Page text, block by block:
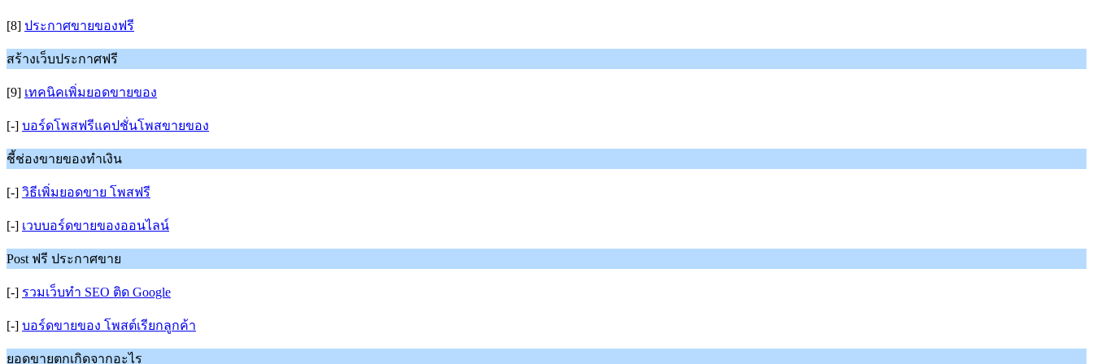
[8] ประกาศขายของฟรี
สร้างเว็บประกาศฟรี
[9] เทคนิคเพิ่มยอดขายของ
[-] บอร์ดโพสฟรีแคปชั่นโพสขายของ
ชี้ช่องขายของทำเงิน
[-] วิธีเพิ่มยอดขาย โพสฟรี
[-] เวบบอร์ดขายของออนไลน์
Post ฟรี ประกาศขาย
[-] รวมเว็บทำ SEO ติด Google
[-] บอร์ดขายของ โพสต์เรียกลูกค้า
ยอดขายตกเกิดจากอะไร